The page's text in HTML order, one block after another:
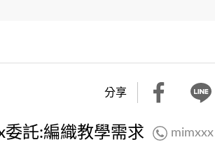
分享
託:編織教學需求 mimxxx